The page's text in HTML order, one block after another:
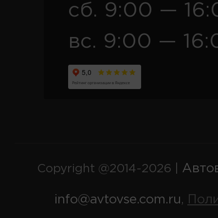
сб. 9:00 —
вс. 9:00 —
Copyright @2014-2026 |
info@avtovse.com.ru,